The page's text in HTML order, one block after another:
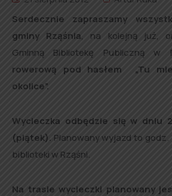
Serdecznie zapraszamy
gminy Rząśnia, na kolejną już,
Gminną Bibliotekę Publiczną w
rowerową pod hasłem „Tu
okolice”.
Wycieczka odbędzie się w dniu
(piątek). Planowany wyjazd to godz.
biblioteki w Rząśni.
Na trasie wycieczki planowany